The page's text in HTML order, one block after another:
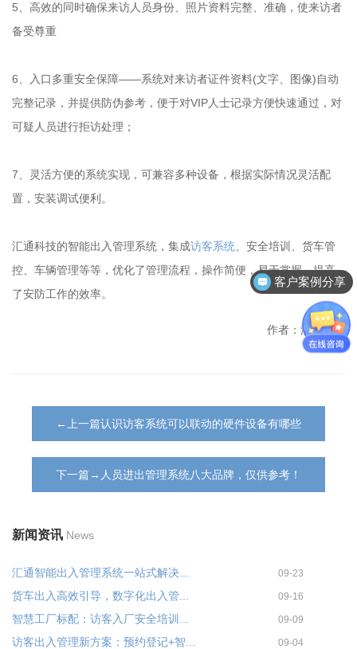
5、高效的同时确保来访人员身份、照片资料完整、准确，使来访者
备受尊重
6、入口多重安全保障——系统对来访者证件资料(文字、图像)自动
完整记录，并提供防伪参考，便于对VIP人士记录方便快速通过，对
可疑人员进行拒访处理；
7、灵活方便的系统实现，可兼容多种设备，根据实际情况灵活配
置，安装调试便利。
汇通科技的智能出入管理系统，集成访客系统 、安全培训、货车管
控、车辆管理等等，优化了管理流程，操作简便，易于掌握，提高
了安防工作的效率。
作者：汇通科技
←上一篇认识访客系统可以联动的硬件设备有哪些
下一篇→人员进出管理系统八大品牌，仅供参考！
新闻资讯 News
汇通智能出入管理系统一站式解决... 09-23
货车出入高效引导，数字化出入管... 09-16
智慧工厂标配：访客入厂安全培训... 09-09
访客出入管理新方案：预约登记+智... 09-04
客户案例分享